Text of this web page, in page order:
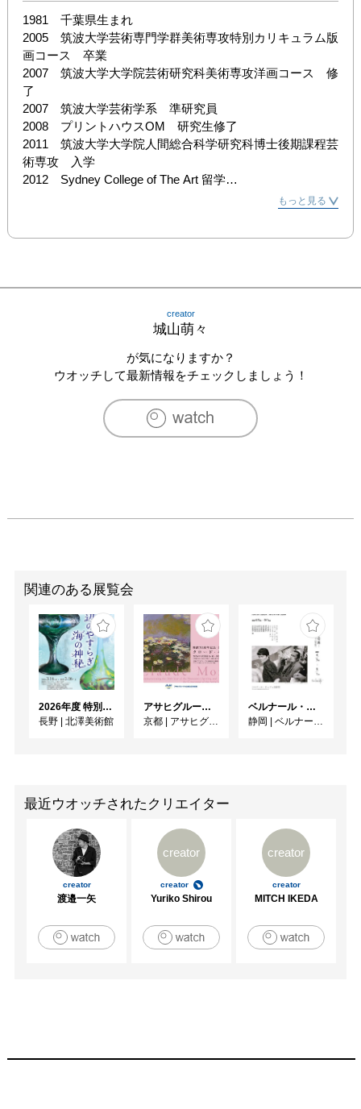
1981　千葉県生まれ
2005　筑波大学芸術専門学群美術専攻特別カリキュラム版
画コース　卒業
2007　筑波大学大学院芸術研究科美術専攻洋画コース　修
了
2007　筑波大学芸術学系　準研究員
2008　プリントハウスOM　研究生修了
2011　筑波大学大学院人間総合科学研究科博士後期課程芸
術専攻　入学
2012　Sydney College of The Art 留学
2016　筑波大学大学院人間総合科学研究科博士後期課程
2009　「エヌ次元―城山萌々作品展―」GalleryＱ、銀座
2011　「エヌ次元3―城山萌々作品展―」GalleryＱ、銀座
2012　「OBSCURITY VIEW」Sydney College of The
Arts、オーストラリア
2004　「シェル美術賞展2003▶2004」代官山ヒルサイド
フォーラム、東京都
2009　「Guanlan international Print Biennial 2009」
2009　「まちなか展覧会」常総市旧水海道商店街矢口金物
2010　「現代アートコレクション展」松山三越アートギャ
ラリー、愛媛県
2011　「6A105.HANGA展」SCA Gallery, Sydney College
of Arts, オーストラリア
2011　「3331アンデパンダン展」3331アーツ千代田、東
京都
2011　「第79回　版画展」京都市美術館、京都府
2012　「版の上にも三年　筑波大学版画展」文房堂ギャラ
2013　「第12回南島原市セミナリヨ版画展」南島原市あ
りえコレジヨホール、長崎県
2013　「第22回奨学生美術展」佐藤美術館、東京都
2013　「第81回　版画展」東京都美術館、東京都
2014　「第12回　浜松市美術館版画大賞展」　浜松市美
術館、静岡県
2014　「第82回　版画展」東京都美術館、東京都
もっと見る
creator
城山萌々
が気になりますか？
ウオッチして最新情報をチェックしましょう！
関連のある展覧会
2026年度 特別展「ガレとドーム、アール･ヌーヴォーのガラス 水辺のやすらぎ、海の神秘」
長野 | 北澤美術館
アサヒグループ大山崎山荘美術館 開館30周年記念展「没後100年 クロード・モネ」
京都 | アサヒグループ大山崎山荘美術館
ベルナール・ビュフェと写真 ーカメラがとらえたビュフェとその時代、そして21 世紀へ
静岡 | ベルナール・ビュフェ美術館
最近ウオッチされたクリエイター
creator
渡邉一矢
creator
creator
Yuriko Shirou
creator
creator
MITCH IKEDA